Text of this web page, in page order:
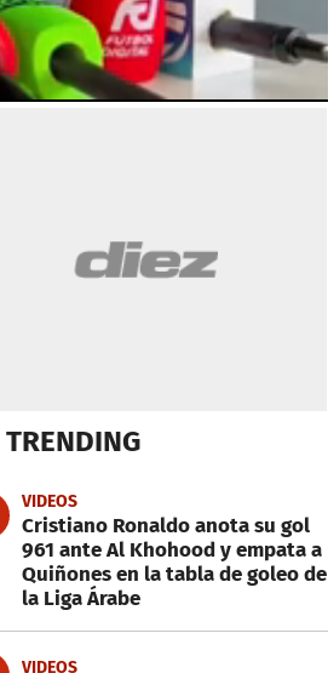
TRENDING
VIDEOS
Cristiano Ronaldo anota su gol
961 ante Al Khohood y empata a
Quiñones en la tabla de goleo de
la Liga Árabe
VIDEOS